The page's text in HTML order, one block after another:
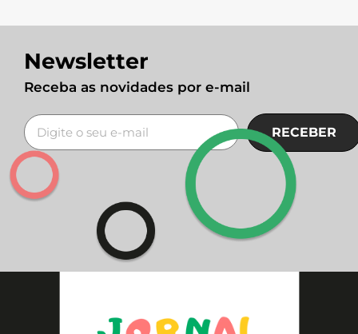
Newsletter
Receba as novidades por e-mail
RECEBER